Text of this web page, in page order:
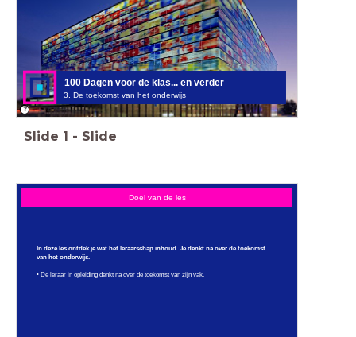
skills, docent, leraar, pedagogiek, didactiek,
vertrouwen, relatie, leerlingen, lesgeven, leren,
100 dagen voor de klas, beeld en geluid, beeld
en geluid op school, media, onderwijs, educatie,
instructie, introductie, wat is, hoe werkt het,
lesvideo, lesstarter, interactieve les
100 Dagen voor de klas... en verder
3. De toekomst van het onderwijs
Slide 1 - Slide
Doel van de les
In deze les ontdek je wat het leraarschap inhoud. Je denkt na over de toekomst
van het onderwijs.
• De leraar in opleiding denkt na over de toekomst van zijn vak.